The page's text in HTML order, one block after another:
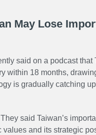
May Lose
said on a podcast that
within 18 months,
is gradually catching
said Taiwan’s
and its strategic